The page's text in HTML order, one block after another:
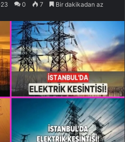
0 7 Bir dakikadan az